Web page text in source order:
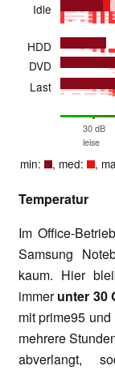
Idle
HDD
DVD
Last
30 dB
leise
min: , med: ,
Temperatur
Im Office-
Samsung
kaum. Hier
immerunter 30
mit prime95
mehrere
abverlangt,